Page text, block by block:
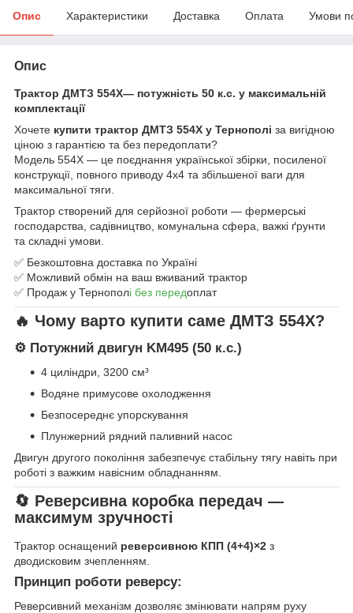
Опис Характеристики Доставка Оплата Умови
Опис
Трактор ДМТЗ 554Х— потужність 50 к.с. у максимальній
комплектації
Хочете купити трактор ДМТЗ 554Х у Тернополі за вигідною
ціною з гарантією та без передоплати?
Модель 554Х — це поєднання української збірки, посиленої
конструкції, повного приводу 4х4 та збільшеної ваги для
максимальної тяги.
Трактор створений для серйозної роботи — фермерські
господарства, садівництво, комунальна сфера, важкі ґрунти
та складні умови.
✅ Безкоштовна доставка по Україні
✅ Можливий обмін на ваш вживаний трактор
✅ Продаж у Тернополі без передоплат
🔥 Чому варто купити саме ДМТЗ 554Х?
⚙ Потужний двигун KM495 (50 к.с.)
4 циліндри, 3200 см³
Водяне примусове охолодження
Безпосереднє упорскування
Плунжерний рядний паливний насос
Двигун другого покоління забезпечує стабільну тягу навіть при
роботі з важким навісним обладнанням.
🔄 Реверсивна коробка передач —
максимум зручності
Трактор оснащений реверсивною КПП (4+4)×2 з
дводисковим зчепленням.
Принцип роботи реверсу:
Реверсивний механізм дозволяє змінювати напрям руху